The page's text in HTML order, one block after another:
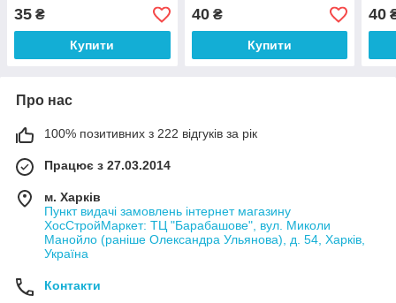
35 ₴
Купити
40₴
Купити
40
Про нас
100% позитивних з 222 відгуків за рік
Працює з 27.03.2014
м. Харків
Пункт видачі замовлень інтернет магазину
ХосСтройМаркет: ТЦ "Барабашове", вул. Миколи
Манойло (раніше Олександра Ульянова), д. 54, Харків,
Україна
Контакти